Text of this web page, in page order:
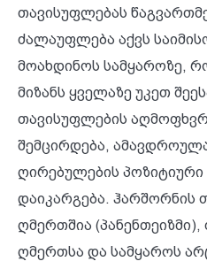
თავისუფლებას
ძალაუფლება აქვს
მოახდინოს სამყაროზე,
მიზანს ყველაზე უკეთ
თავისუფლების
შემცირდება,
ღირებულების
დაიკარგება. ჰარშორნის
ღმერთშია
ღმერთსა და სამყაროს